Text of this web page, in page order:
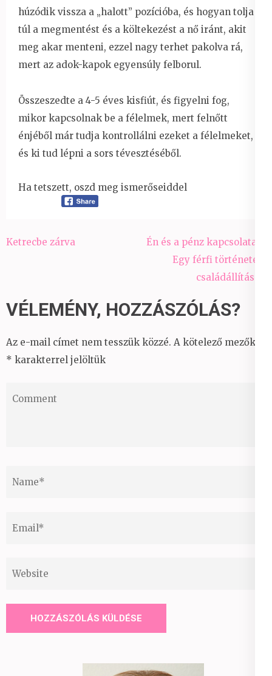
húzódik vissza a „halott” pozícióba, és hogyan tolja
túl a megmentést és a költekezést a nő iránt, akit
meg akar menteni, ezzel nagy terhet pakolva rá,
mert az adok-kapok egyensúly felborul.
Összeszedte a 4-5 éves kisfiút, és figyelni fog,
mikor kapcsolnak be a félelmek, mert felnőtt
énjéből már tudja kontrollálni ezeket a félelmeket,
és ki tud lépni a sors tévesztéséből.
Ha tetszett, oszd meg ismerőseiddel
Bejegyzés
Ketrecbe zárva
Én és a pénz kapcsolata –
Egy férfi története a
családállításon
VÉLEMÉNY, HOZZÁSZÓLÁS?
Az e-mail címet nem tesszük közzé. A kötelező mezőket
* karakterrel jelöltük